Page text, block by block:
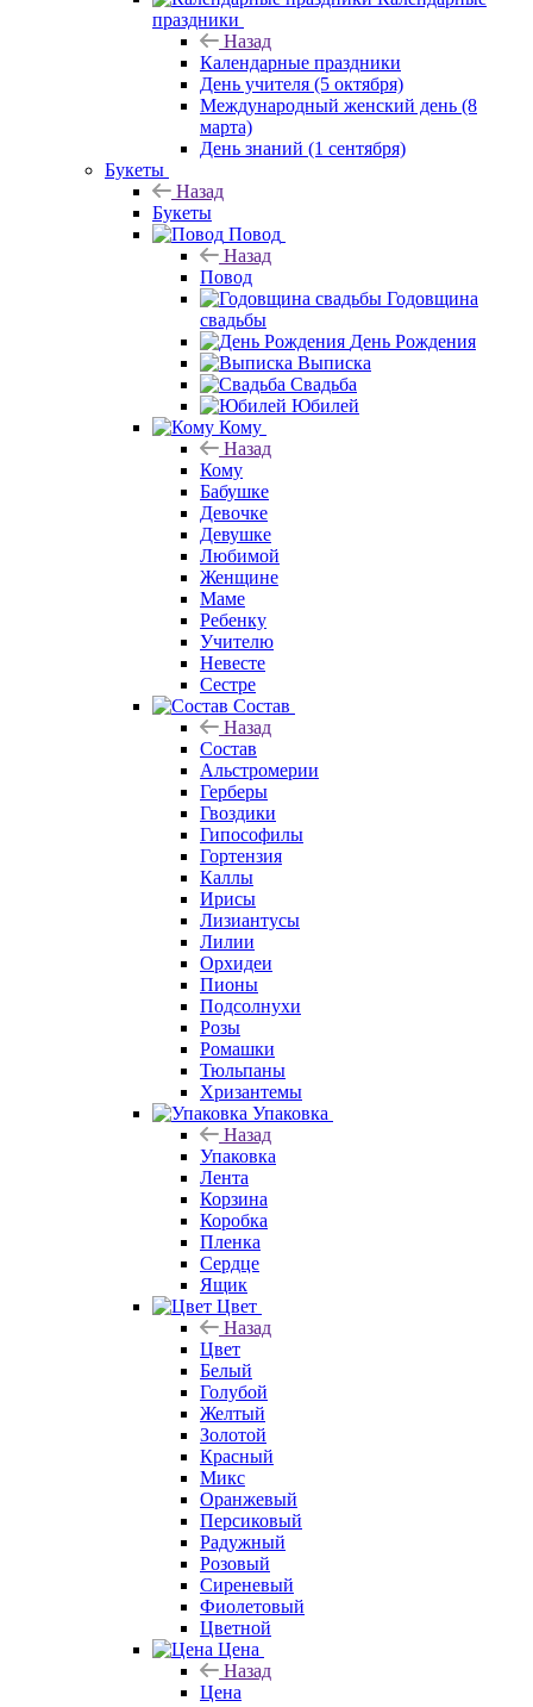
праздники
Назад
Календарные праздники
День учителя (5 октября)
Международный женский день (8
марта)
День знаний (1 сентября)
Букеты
Назад
Букеты
Повод
Назад
Повод
Годовщина
свадьбы
День Рождения
Выписка
Свадьба
Юбилей
Кому
Назад
Кому
Бабушке
Девочке
Девушке
Любимой
Женщине
Маме
Ребенку
Учителю
Невесте
Сестре
Состав
Назад
Состав
Альстромерии
Герберы
Гвоздики
Гипософилы
Гортензия
Каллы
Ирисы
Лизиантусы
Лилии
Орхидеи
Пионы
Подсолнухи
Розы
Ромашки
Тюльпаны
Хризантемы
Упаковка
Назад
Упаковка
Лента
Корзина
Коробка
Пленка
Сердце
Ящик
Цвет
Назад
Цвет
Белый
Голубой
Желтый
Золотой
Красный
Микс
Оранжевый
Персиковый
Радужный
Розовый
Сиреневый
Фиолетовый
Цветной
Цена
Назад
Цена